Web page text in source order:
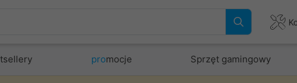
promocje Sprzęt gamingowy